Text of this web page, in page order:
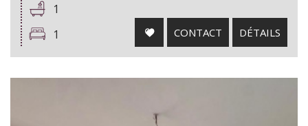
1
1
CONTACT DÉTAILS